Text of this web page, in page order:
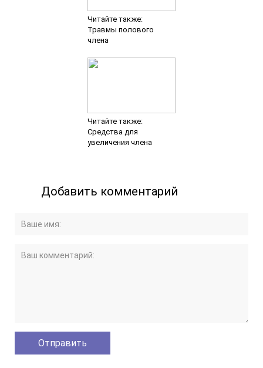
Читайте также:
Травмы полового
члена
Читайте также:
Средства для
увеличения члена
Добавить комментарий